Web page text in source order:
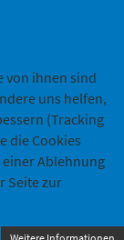
von ihnen sind
uns helfen,
(Tracking
die Cookies
einer Ablehnung
Seite zur